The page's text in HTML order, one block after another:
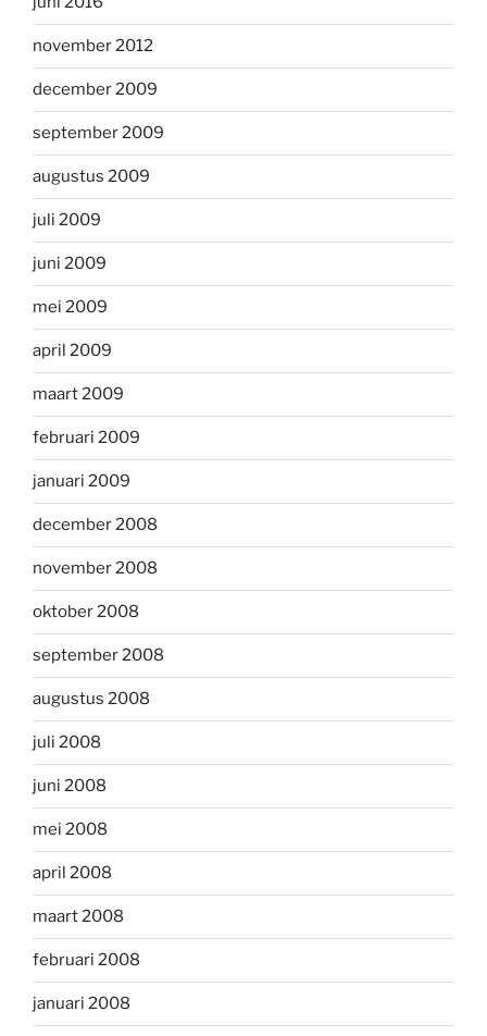
november 2012
december 2009
september 2009
augustus 2009
juli 2009
juni 2009
mei 2009
april 2009
maart 2009
februari 2009
januari 2009
december 2008
november 2008
oktober 2008
september 2008
augustus 2008
juli 2008
juni 2008
mei 2008
april 2008
maart 2008
februari 2008
januari 2008